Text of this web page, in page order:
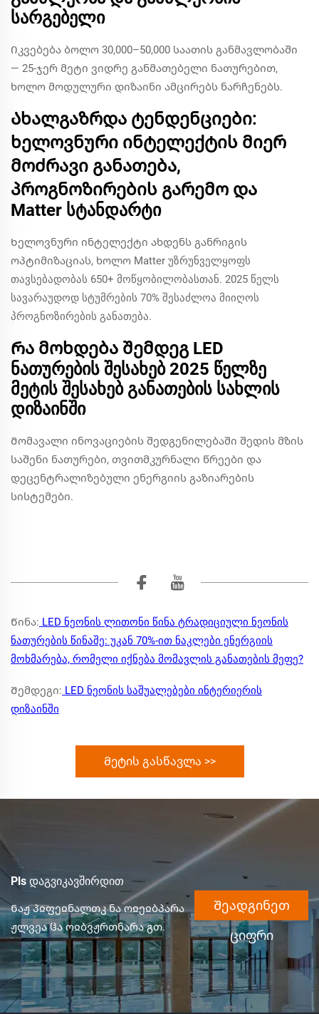
სარგებელი
Იკვებება ბოლო 30,000–50,000 საათის განმავლობაში
— 25-ჯერ მეტი ვიდრე განმათებელი ნათურებით,
ხოლო მოდულური დიზაინი ამცირებს ნარჩენებს.
Ახალგაზრდა ტენდენციები:
ხელოვნური ინტელექტის მიერ
მოძრავი განათება,
პროგნოზირების გარემო და
Matter სტანდარტი
Ხელოვნური ინტელექტი ახდენს განრიგის
ოპტიმიზაციას, ხოლო Matter უზრუნველყოფს
თავსებადობას 650+ მოწყობილობასთან. 2025 წელს
სავარაუდოდ სტუმრების 70% შესაძლოა მიიღოს
პროგნოზირების განათება.
Რა მოხდება შემდეგ LED
ნათურების შესახებ 2025 წელზე
მეტის შესახებ განათების სახლის
დიზაინში
Მომავალი ინოვაციების შედგენილებაში შედის მზის
საშენი ნათურები, თვითმკურნალი წრეები და
დეცენტრალიზებული ენერგიის გაზიარების
სისტემები.
Წინა: LED ნეონის ლითონი წინა ტრადიციული ნეონის
ნათურების წინაშე: უკან 70%-ით ნაკლები ენერგიის
მოხმარება, რომელი იქნება მომავლის განათების მეფე?
Შემდეგი: LED ნეონის საშუალებები ინტერიერის
დიზაინში
Მეტის გასწავლა >>
Pls დაგვიკავშირდით
Ნაჟ პჲფეჲნალთკ ნა ოჲეჲბპარა
ჟლვეა ჱა ოჲბვჟრთნარა გთ.
Შეადგინეთ
ციფრი